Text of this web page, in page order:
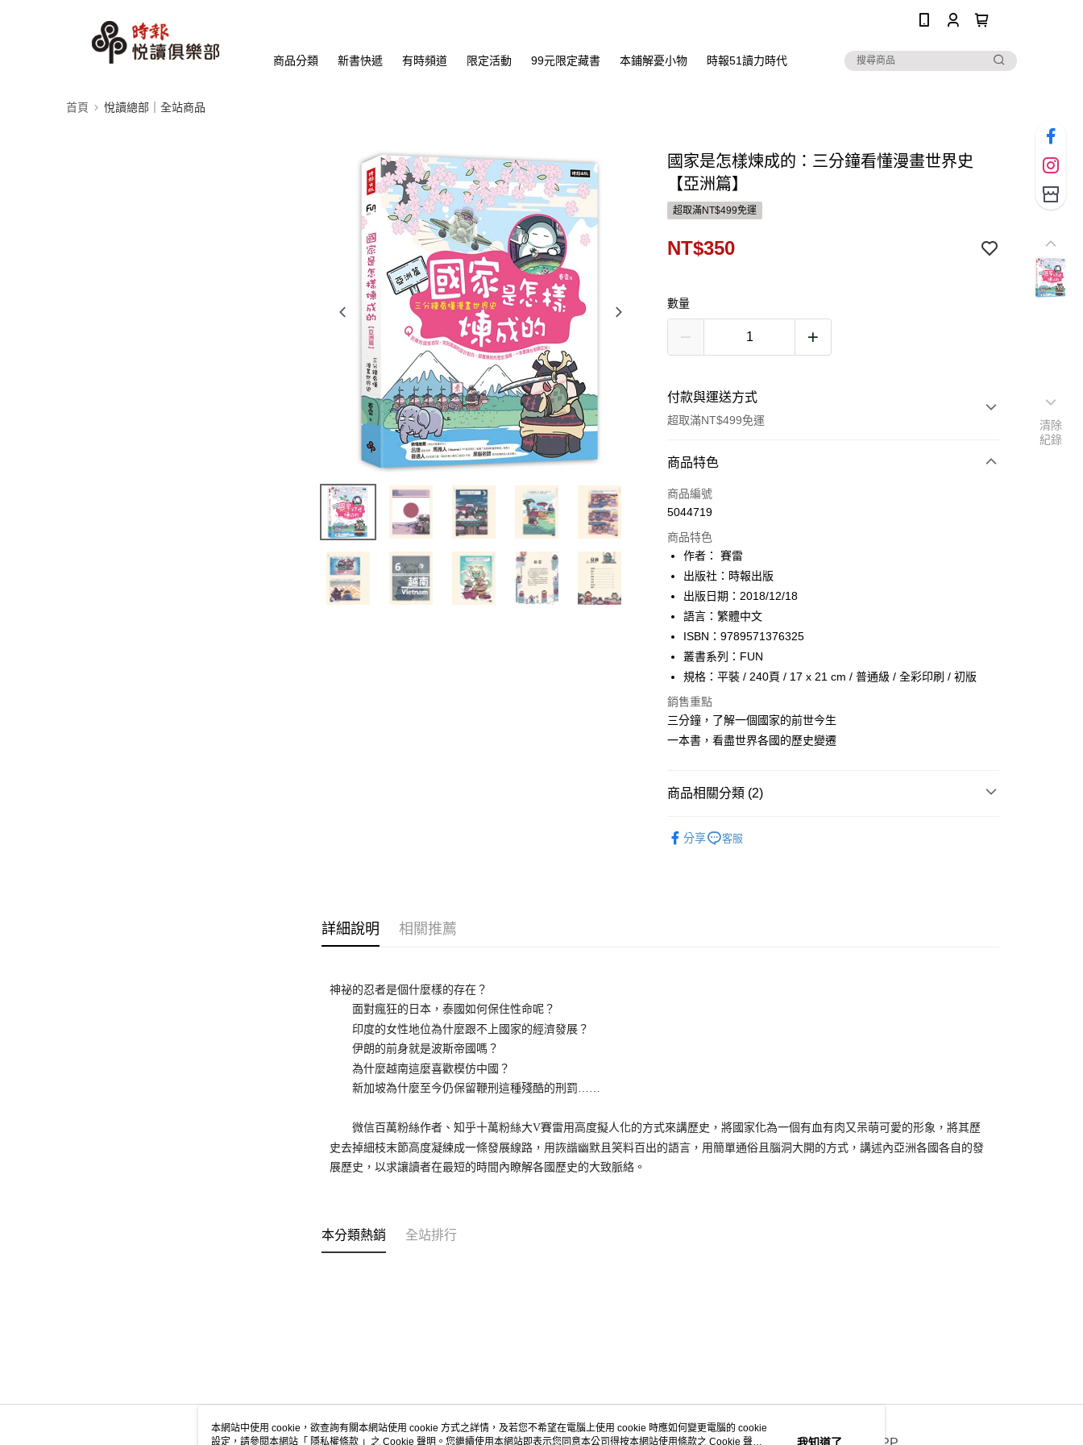
商品分類 新書快遞 有時頻道 限定活動 99元限定藏書 本鋪解憂小物 時報51讀力時代
首頁 悅讀總部｜全站商品
國家是怎樣煉成的：三分鐘看懂漫畫世界史
【亞洲篇】
超取滿NT$499免運
NT$350
數量
付款與運送方式
超取滿NT$499免運
付款方式
信用卡一次付款
運送方式
付款後全家取貨
每筆NT$60，滿NT$499(含以上)免運費
付款後7-11取貨
每筆NT$60，滿NT$499(含以上)免運費
宅配
每筆NT$100，滿NT$499(含以上)免運費
商品特色
商品編號
5044719
商品特色
作者： 賽雷
出版社：時報出版
出版日期：2018/12/18
語言：繁體中文
ISBN：9789571376325
叢書系列：FUN
規格：平裝 / 240頁 / 17 x 21 cm / 普通級 / 全彩印刷 / 初版
銷售重點
三分鐘，了解一個國家的前世今生
一本書，看盡世界各國的歷史變遷
商品相關分類 (2)
分享 客服
詳細說明 相關推薦
神祕的忍者是個什麼樣的存在？
面對瘋狂的日本，泰國如何保住性命呢？
印度的女性地位為什麼跟不上國家的經濟發展？
伊朗的前身就是波斯帝國嗎？
為什麼越南這麼喜歡模仿中國？
新加坡為什麼至今仍保留鞭刑這種殘酷的刑罰……
微信百萬粉絲作者、知乎十萬粉絲大V賽雷用高度擬人化的方式來講歷史，將國家化為一個有血有肉又呆萌可愛的形象，將其歷
史去掉細枝末節高度凝練成一條發展線路，用詼諧幽默且笑料百出的語言，用簡單通俗且腦洞大開的方式，講述內亞洲各國各自的發
展歷史，以求讓讀者在最短的時間內瞭解各國歷史的大致脈絡。
本分類熱銷 全站排行
清除
紀錄
本網站中使用 cookie，欲查詢有關本網站使用 cookie 方式之詳情，及若您不希望在電腦上使用 cookie 時應如何變更電腦的 cookie
設定，請參閱本網站「 隱私權條款 」之 Cookie 聲明。您繼續使用本網站即表示您同意本公司得按本網站使用條款之 Cookie 聲明